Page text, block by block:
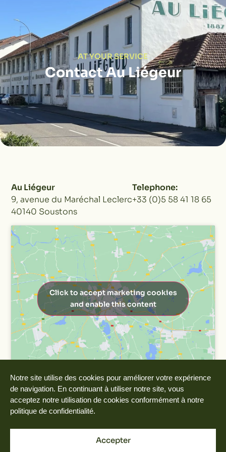
Notre site utilise des cookies pour améliorer votre expérience
de navigation. En continuant à utiliser notre site, vous
acceptez notre utilisation de cookies conformément à notre
politique de confidentialité.
Accepter
AT YOUR SERVICE
Contact Au Liégeur
Au Liégeur
9, avenue du Maréchal Leclerc
40140 Soustons
Telephone:
+33 (0)5 58 41 18 65
Click to accept marketing cookies
and enable this content